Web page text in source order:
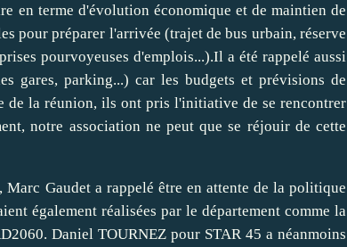
en terme d'évolution économique et de maintien de
pour préparer l'arrivée (trajet de bus urbain, réserve
pourvoyeuses d'emplois...).Il a été rappelé aussi
gares, parking...) car les budgets et prévisions de
de la réunion, ils ont pris l'initiative de se rencontrer
notre association ne peut que se réjouir de cette
Gaudet a rappelé être en attente de la politique
également réalisées par le département comme la
Daniel TOURNEZ pour STAR 45 a néanmoins